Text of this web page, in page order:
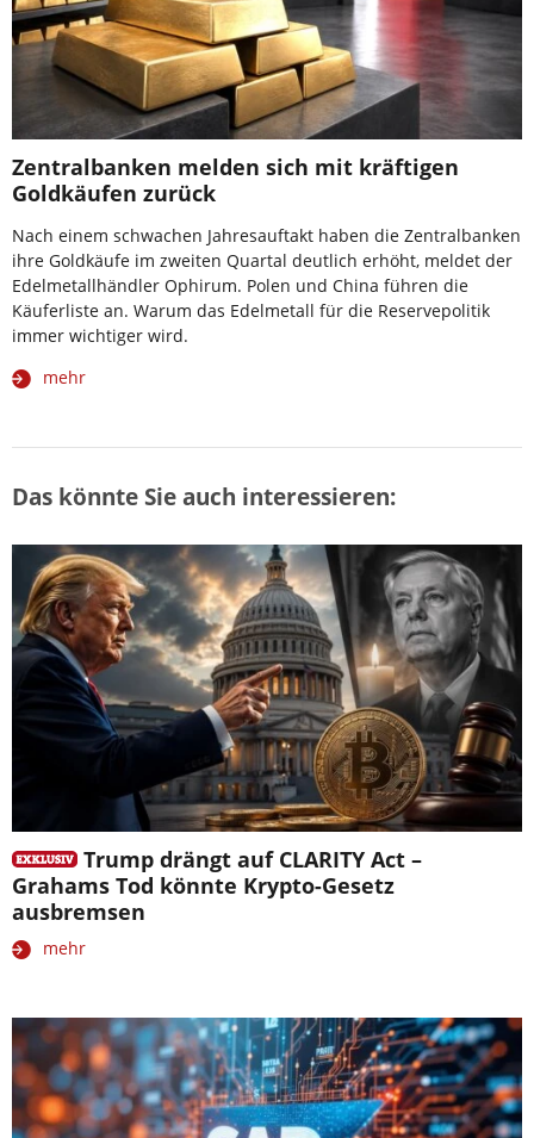
Zentralbanken melden sich mit kräftigen
Goldkäufen zurück
Nach einem schwachen Jahresauftakt haben die Zentralbanken
ihre Goldkäufe im zweiten Quartal deutlich erhöht, meldet der
Edelmetallhändler Ophirum. Polen und China führen die
Käuferliste an. Warum das Edelmetall für die Reservepolitik
immer wichtiger wird.
mehr
Das könnte Sie auch interessieren:
Trump drängt auf CLARITY Act –
Grahams Tod könnte Krypto-Gesetz
ausbremsen
mehr